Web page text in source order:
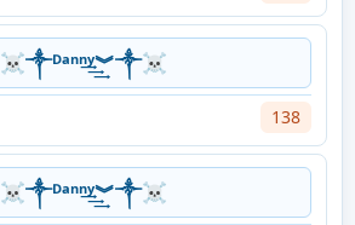
☠༒ᴰᵃⁿⁿ͢͢͢ʸ︾༒☠
138
☠༒ᴰᵃⁿⁿ͢͢͢ʸ︾༒☠